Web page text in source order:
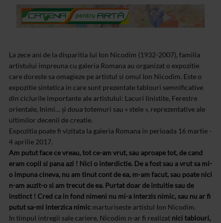
La zece ani de la disparitia lui Ion Nicodim (1932-2007), familia
artistului impreuna cu galeria Romana au organizat o expozitie
care doreste sa omagieze pe artistul si omul Ion Nicodim. Este o
expozitie sintetica in care sunt prezentate tablouri semnificative
din ciclurile importante ale artistului: Lacuri linistite, Ferestre
orientale, Inimi… și doua totemuri sau « stele », reprezentative ale
ultimilor decenii de creatie.
Expozitia poate fi vizitata la galeria Romana in perioada 16 martie -
4 aprilie 2017.
Am putut face ce vreau, tot ce-am vrut, sau aproape tot, de cand
eram copil si pana azi ! Nici o interdictie. De a fost sau a vrut sa mi-
o impuna cineva, nu am tinut cont de ea, m-am facut, sau poate nici
n-am auzit-o si am trecut de ea. Purtat doar de intuitie sau de
instinct ! Cred ca in fond nimeni nu mi-a interzis nimic, sau nu ar fi
putut sa-mi interzica nimic marturiseste artistul Ion Nicodim.
In timpul intregii sale cariere, Nicodim n-ar fi realizat nici tablouri,